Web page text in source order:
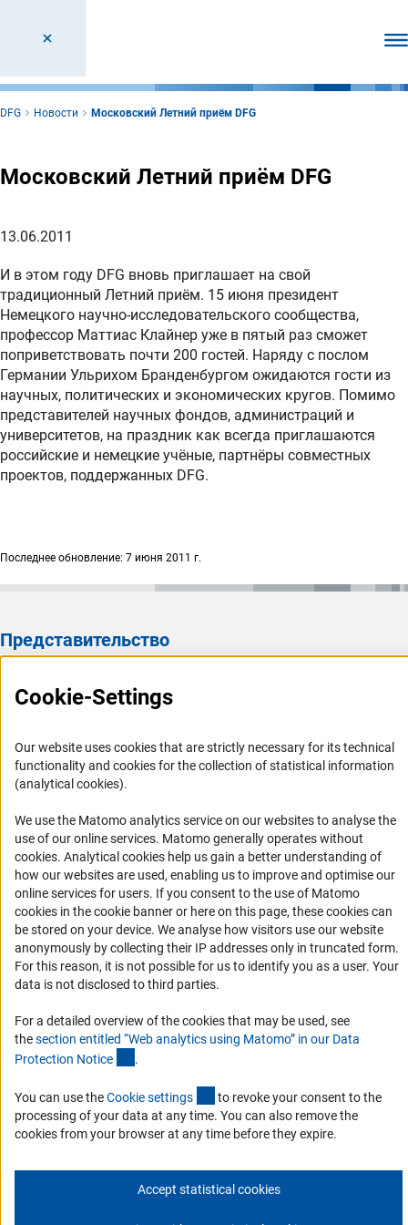
DFG Новости Московский Летний приём DFG
Московский Летний приём DFG
13.06.2011
И в этом году DFG вновь приглашает на свой
традиционный Летний приём. 15 июня президент
Немецкого научно-исследовательского сообщества,
профессор Маттиас Клайнер уже в пятый раз сможет
поприветствовать почти 200 гостей. Наряду с послом
Германии Ульрихом Бранденбургом ожидаются гости из
научных, политических и экономических кругов. Помимо
представителей научных фондов, администраций и
университетов, на праздник как всегда приглашаются
российские и немецкие учёные, партнёры совместных
проектов, поддержанных DFG.
Последнее обновление: 7 июня 2011 г.
Представительство
История Представительства 2003 - 2022
Профиль DFG
Органы управления
История DFG
Финансирование
Совместные конкурсы с российскими партнёрскими
организациями
Партнёры DFG в России
Часто задаваемые вопросы (FAQ)
Receive news from the DFG directly in your mailbox.
Subscribe
Политика конфиденциальности
Cookie-Settings
Our website uses cookies that are strictly necessary for its technical
functionality and cookies for the collection of statistical information
(analytical cookies).
We use the Matomo analytics service on our websites to analyse the
use of our online services. Matomo generally operates without
cookies(Anc
. Analytical cookies help us gain a better understanding of
how our websites are used, enabling us to improve and optimise our
online services for users. If you consent to the use of Matomo
cookies in the cookie banner or here on this page, these cookies can
be stored on your device. We analyse how visitors use our website
anonymously by collecting their IP addresses only in truncated form.
For this reason, it is not possible for us to identify you as a user. Your
data is not disclosed to third parties.
For a detailed overview of the cookies that may be used, see
thesection entitled “Web analytics using Matomo” in our Data
Protection Notice .
You can use theCookie settings (externer Link)
to revoke your consent to the
processing of your data at any time. You can also remove the
cookies from your browser at any time before they expire.
Accept statistical cookies